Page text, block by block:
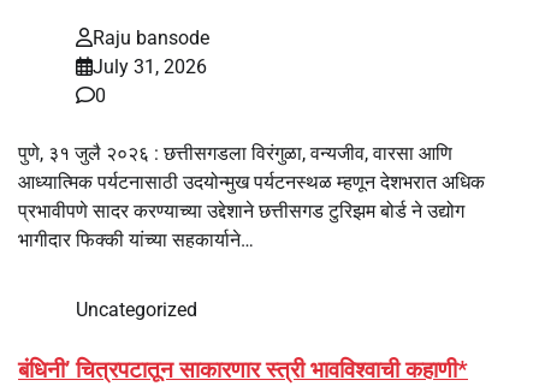
Raju bansode
July 31, 2026
0
पुणे, ३१ जुलै २०२६ : छत्तीसगडला विरंगुळा, वन्यजीव, वारसा आणि
आध्यात्मिक पर्यटनासाठी उदयोन्मुख पर्यटनस्थळ म्हणून देशभरात अधिक
प्रभावीपणे सादर करण्याच्या उद्देशाने छत्तीसगड टुरिझम बोर्ड ने उद्योग
भागीदार फिक्की यांच्या सहकार्याने…
Uncategorized
बंधिनी’ चित्रपटातून साकारणार स्त्री भावविश्वाची कहाणी*